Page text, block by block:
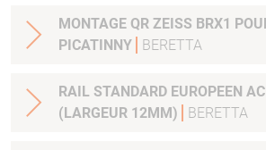
MONTAGE QR ZEISS BRX1
PICATINNY
BERETTA
RAIL STANDARD EUROPEEN
(LARGEUR 12MM)
BERETTA